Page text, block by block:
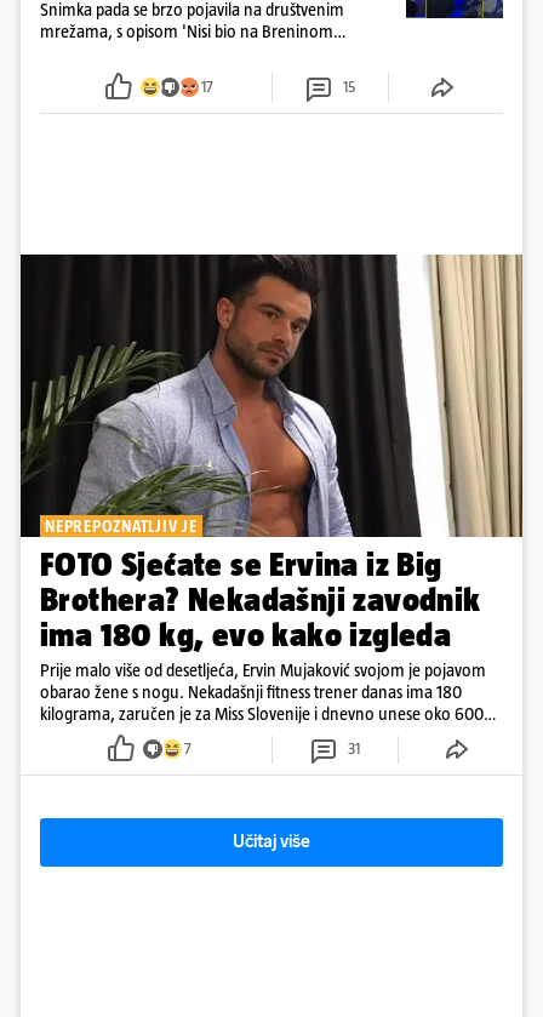
Snimka pada se brzo pojavila na društvenim
mrežama, s opisom 'Nisi bio na Breninom
Srećom, pjevačica se nije ozlijedila nego je s
osmijehom nastavila pjevati
17 15
NEPREPOZNATLJIV JE
FOTO Sjećate se Ervina iz Big
Brothera? Nekadašnji zavodnik
ima 180 kg, evo kako izgleda
Prije malo više od desetljeća, Ervin Mujaković svojom je pojavom
obarao žene s nogu. Nekadašnji fitness trener danas ima 180
kilograma, zaručen je za Miss Slovenije i dnevno unese oko 6000
7 31
Učitaj više